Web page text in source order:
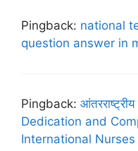
Pingback: national
question answer in
Pingback:
Dedication and
International